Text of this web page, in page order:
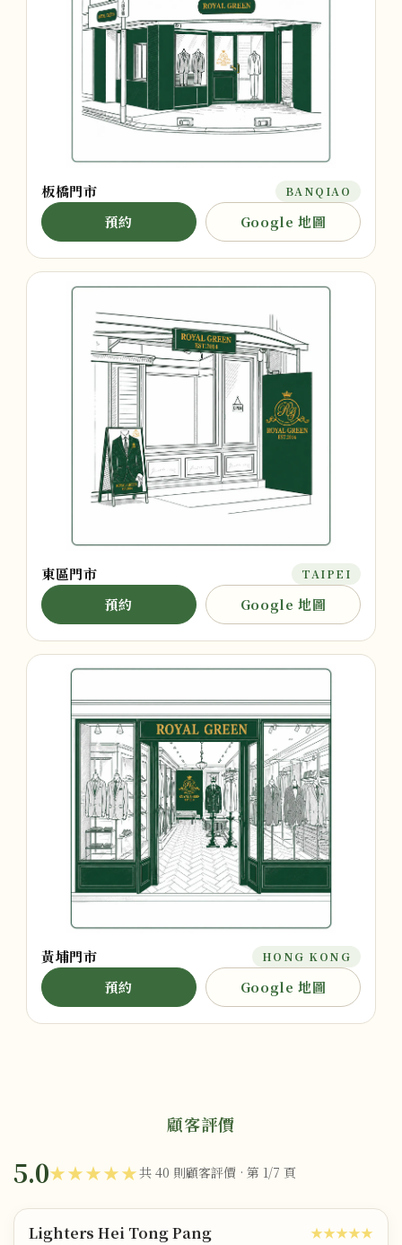
板橋門市 BANQIAO
預約 Google 地圖
東區門市 TAIPEI
預約 Google 地圖
黃埔門市 HONG KONG
預約 Google 地圖
顧客評價
5.0★★★★★共 40 則顧客評價 · 第 1/7 頁
Lighters Hei Tong Pang ★★★★★